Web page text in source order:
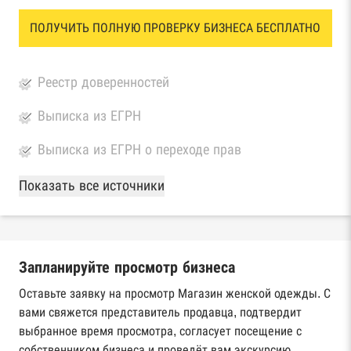
ПОЛУЧИТЬ ПОЛНУЮ ПРОВЕРКУ БИЗНЕСА БЕСПЛАТНО
Реестр доверенностей
Выписка из ЕГРН
Выписка из ЕГРН о переходе прав
База Росстата
Реестры ЕГРЮЛ и ЕГРИП Федеральной
Реестр государственных контрактов
Федерального казначейства
Картотека арбитражных дел Высшего
арбитражного суда
Показать все источники
Запланируйте просмотр бизнеса
Оставьте заявку на просмотр Магазин женской одежды. С
вами свяжется представитель продавца, подтвердит
выбранное время просмотра, согласует посещение с